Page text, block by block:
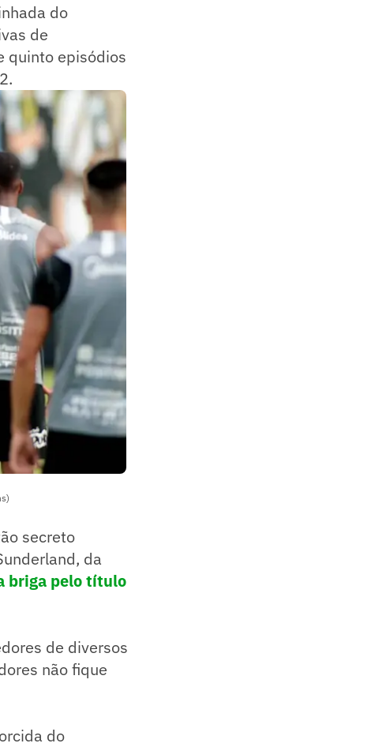
do
de
quinto episódios
secreto
da
briga pelo título
de diversos
não fique
do